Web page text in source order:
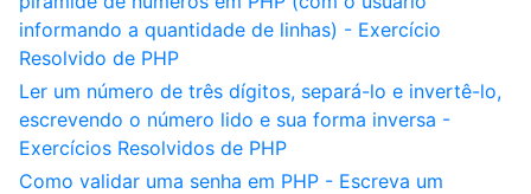
informando a quantidade de linhas) - Exercício
Resolvido de PHP
Ler um número de três dígitos, separá-lo e invertê-lo,
escrevendo o número lido e sua forma inversa -
Exercícios Resolvidos de PHP
Como validar uma senha em PHP - Escreva um